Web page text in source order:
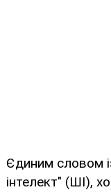
Єдиним словом
інтелект" (ШІ),